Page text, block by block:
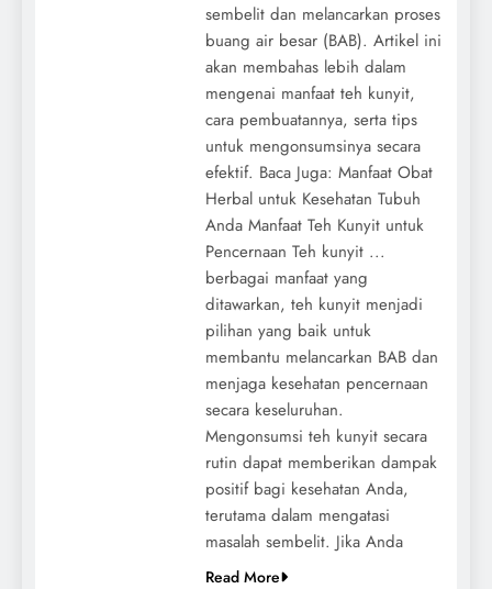
sembelit dan melancarkan proses
buang air besar (BAB). Artikel ini
akan membahas lebih dalam
mengenai manfaat teh kunyit,
cara pembuatannya, serta tips
untuk mengonsumsinya secara
efektif. Baca Juga: Manfaat Obat
Herbal untuk Kesehatan Tubuh
Anda Manfaat Teh Kunyit untuk
Pencernaan Teh kunyit ...
berbagai manfaat yang
ditawarkan, teh kunyit menjadi
pilihan yang baik untuk
membantu melancarkan BAB dan
menjaga kesehatan pencernaan
secara keseluruhan.
Mengonsumsi teh kunyit secara
rutin dapat memberikan dampak
positif bagi kesehatan Anda,
terutama dalam mengatasi
masalah sembelit. Jika Anda
Read More